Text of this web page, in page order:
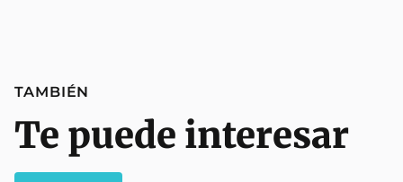
TAMBIÉN
Te puede interesar